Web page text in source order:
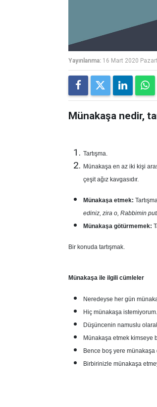
Yayınlanma: 16 Mart 2020
Münakaşa nedir,
Tartışma.
Münakaşa en az iki kişi
çeşit ağız kavgasıdır.
Münakaşa etmek:
ediniz, zira o, Rabbimin
Münakaşa götürmemek:
Bir konuda tartışmak.
Münakaşa ile ilgili cümleler
Neredeyse her gün
Hiç münakaşa istemiyorum.
Düşüncenin namuslu
Münakaşa etmek kimseye
Bence boş yere
Birbirinizle münakaşa